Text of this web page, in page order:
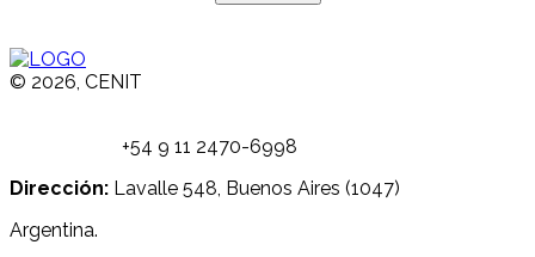
© 2026, CENIT
+54 9 11 2470-6998
Dirección: Lavalle 548, Buenos Aires (1047)
Argentina.